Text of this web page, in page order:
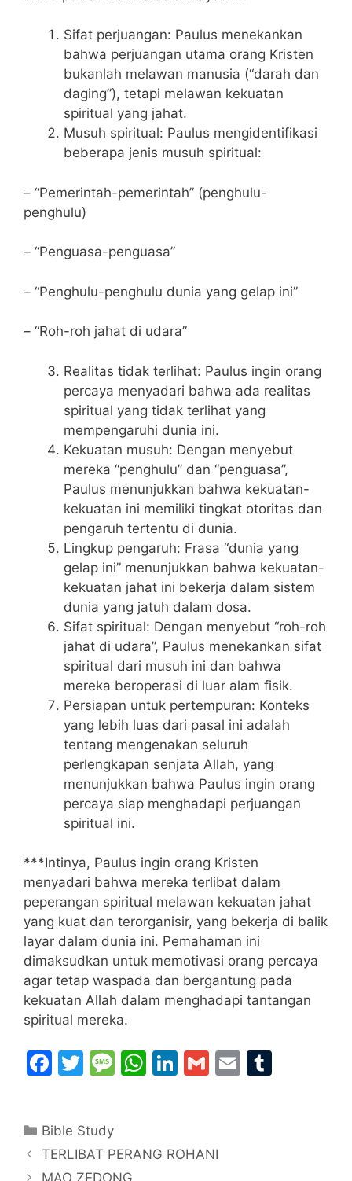
Sifat perjuangan: Paulus menekankan
bahwa perjuangan utama orang Kristen
bukanlah melawan manusia (“darah dan
daging”), tetapi melawan kekuatan
spiritual yang jahat.
Musuh spiritual: Paulus mengidentifikasi
beberapa jenis musuh spiritual:
– “Pemerintah-pemerintah” (penghulu-
penghulu)
– “Penguasa-penguasa”
– “Penghulu-penghulu dunia yang gelap ini”
– “Roh-roh jahat di udara”
Realitas tidak terlihat: Paulus ingin orang
percaya menyadari bahwa ada realitas
spiritual yang tidak terlihat yang
mempengaruhi dunia ini.
Kekuatan musuh: Dengan menyebut
mereka “penghulu” dan “penguasa”,
Paulus menunjukkan bahwa kekuatan-
kekuatan ini memiliki tingkat otoritas dan
pengaruh tertentu di dunia.
Lingkup pengaruh: Frasa “dunia yang
gelap ini” menunjukkan bahwa kekuatan-
kekuatan jahat ini bekerja dalam sistem
dunia yang jatuh dalam dosa.
Sifat spiritual: Dengan menyebut “roh-roh
jahat di udara”, Paulus menekankan sifat
spiritual dari musuh ini dan bahwa
mereka beroperasi di luar alam fisik.
Persiapan untuk pertempuran: Konteks
yang lebih luas dari pasal ini adalah
tentang mengenakan seluruh
perlengkapan senjata Allah, yang
menunjukkan bahwa Paulus ingin orang
percaya siap menghadapi perjuangan
spiritual ini.
***Intinya, Paulus ingin orang Kristen
menyadari bahwa mereka terlibat dalam
peperangan spiritual melawan kekuatan jahat
yang kuat dan terorganisir, yang bekerja di balik
layar dalam dunia ini. Pemahaman ini
dimaksudkan untuk memotivasi orang percaya
agar tetap waspada dan bergantung pada
kekuatan Allah dalam menghadapi tantangan
spiritual mereka.
F
e
b
T
er
M
a
W
A
Li
dI
G
E
Categories
Bible Study
TERLIBAT PERANG ROHANI
MAO ZEDONG